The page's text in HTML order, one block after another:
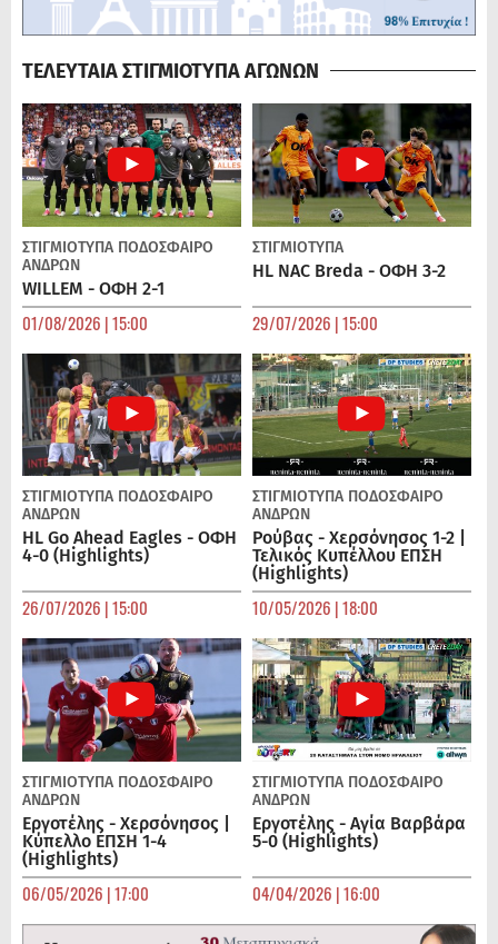
ΤΕΛΕΥΤΑΙΑ ΣΤΙΓΜΙΟΤΥΠΑ ΑΓΩΝΩΝ
ΣΤΙΓΜΙΟΤΥΠΑ ΠΟΔΌΣΦΑΙΡΟ
ΑΝΔΡΏΝ
WILLEM - ΟΦΗ 2-1
01/08/2026 | 15:00
ΣΤΙΓΜΙΟΤΥΠΑ
HL NAC Breda - ΟΦΗ 3-2
29/07/2026 | 15:00
ΣΤΙΓΜΙΟΤΥΠΑ ΠΟΔΌΣΦΑΙΡΟ
ΑΝΔΡΏΝ
HL Go Ahead Eagles - ΟΦΗ
4-0 (Highlights)
26/07/2026 | 15:00
ΣΤΙΓΜΙΟΤΥΠΑ ΠΟΔΌΣΦΑΙΡΟ
ΑΝΔΡΏΝ
Ρούβας - Χερσόνησος 1-2 |
Τελικός Κυπέλλου ΕΠΣΗ
(Highlights)
10/05/2026 | 18:00
ΣΤΙΓΜΙΟΤΥΠΑ ΠΟΔΌΣΦΑΙΡΟ
ΑΝΔΡΏΝ
Εργοτέλης - Χερσόνησος |
Κύπελλο ΕΠΣΗ 1-4
(Highlights)
06/05/2026 | 17:00
ΣΤΙΓΜΙΟΤΥΠΑ ΠΟΔΌΣΦΑΙΡΟ
ΑΝΔΡΏΝ
Εργοτέλης - Αγία Βαρβάρα
5-0 (Highlights)
04/04/2026 | 16:00